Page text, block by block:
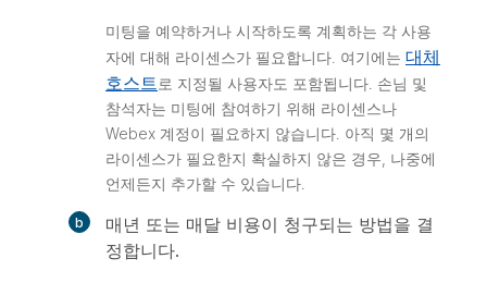
미팅을 예약하거나 시작하도록 계획하는 각 사용
자에 대해 라이센스가 필요합니다. 여기에는 대체
호스트로 지정될 사용자도 포함됩니다. 손님 및
참석자는 미팅에 참여하기 위해 라이센스나
Webex 계정이 필요하지 않습니다. 아직 몇 개의
라이센스가 필요한지 확실하지 않은 경우, 나중에
언제든지 추가할 수 있습니다.
매년 또는 매달 비용이 청구되는 방법을 결
정합니다.